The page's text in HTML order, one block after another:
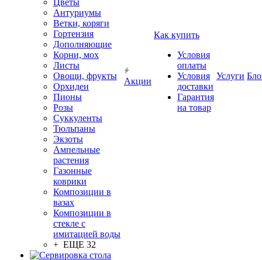
Цветы
Антуриумы
Ветки, коряги
Гортензия
Дополняющие
Корни, мох
Листы
Овощи, фрукты
Орхидеи
Пионы
Розы
Суккуленты
Тюльпаны
Экзоты
Ампельные
растения
Газонные
коврики
Композиции в
вазах
Композиции в
стекле с
имитацией воды
+ ЕЩЕ 32
Акции
Как купить
Условия
оплаты
Условия
доставки
Гарантия
на товар
Услуги